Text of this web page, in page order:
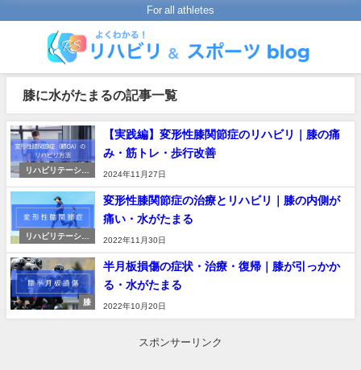
For all athletes
膝に水がたまるの記事一覧
リハビリテーショ
【実践編】変形性膝関節症のリハビリ｜膝の痛
み・筋トレ・歩行改善
2024年11月27日
リハビリテーショ
変形性膝関節症の治療とリハビリ｜膝の内側が
痛い・水がたまる
2022年11月30日
膝
半月板損傷の症状・治療・復帰｜膝が引っかか
る・水がたまる
2022年10月20日
スポンサーリンク